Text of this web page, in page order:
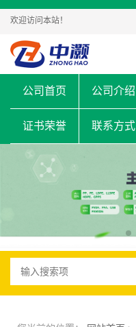
欢迎访问本站！
公司首页 公司介绍
证书荣誉 联系方式